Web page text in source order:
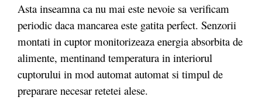
Asta inseamna ca nu mai este nevoie sa verificam
periodic daca mancarea este gatita perfect. Senzorii
montati in cuptor monitorizeaza energia absorbita de
alimente, mentinand temperatura in interiorul
cuptorului in mod automat automat si timpul de
preparare necesar retetei alese.